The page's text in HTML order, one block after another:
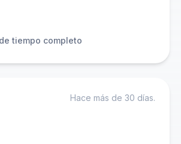
tiempo completo
Hace más de 30 días.